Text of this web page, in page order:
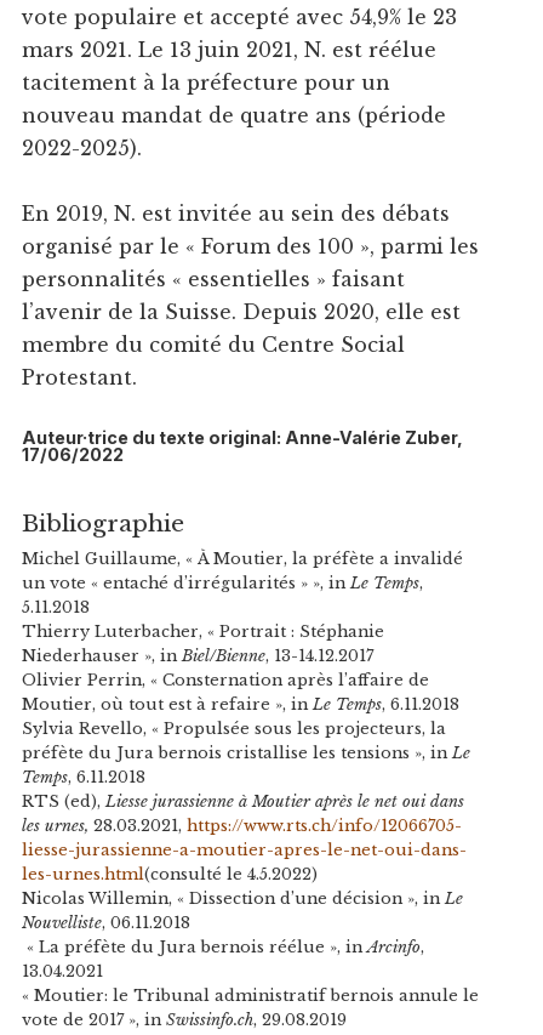
vote populaire et accepté avec 54,9% le 23
mars 2021. Le 13 juin 2021, N. est réélue
tacitement à la préfecture pour un
nouveau mandat de quatre ans (période
2022-2025).
En 2019, N. est invitée au sein des débats
organisé par le « Forum des 100 », parmi les
personnalités « essentielles » faisant
l’avenir de la Suisse. Depuis 2020, elle est
membre du comité du Centre Social
Protestant.
Auteur·trice du texte original: Anne-Valérie Zuber,
17/06/2022
Bibliographie
Michel Guillaume, « À Moutier, la préfète a invalidé
un vote « entaché d’irrégularités » », inLe Temps,
5.11.2018
Thierry Luterbacher, « Portrait : Stéphanie
Niederhauser », inBiel/Bienne, 13-14.12.2017
Olivier Perrin, « Consternation après l’affaire de
Moutier, où tout est à refaire », inLe Temps, 6.11.2018
Sylvia Revello, « Propulsée sous les projecteurs, la
préfète du Jura bernois cristallise les tensions », inLe
Temps, 6.11.2018
RTS (ed),Liesse jurassienne à Moutier après le net oui dans
les urnes, 28.03.2021, https://www.rts.ch/info/12066705-
liesse-jurassienne-a-moutier-apres-le-net-oui-dans-
les-urnes.html(consulté le 4.5.2022)
Nicolas Willemin, « Dissection d’une décision », inLe
Nouvelliste, 06.11.2018
« La préfète du Jura bernois réélue », inArcinfo,
13.04.2021
« Moutier: le Tribunal administratif bernois annule le
vote de 2017 », in Swissinfo.ch, 29.08.2019